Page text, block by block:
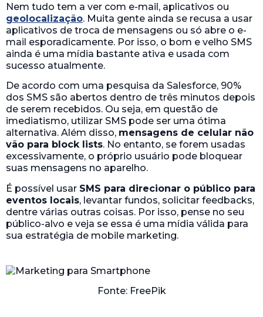
Nem tudo tem a ver com e-mail, aplicativos ou
geolocalização. Muita gente ainda se recusa a usar
aplicativos de troca de mensagens ou só abre o e-
mail esporadicamente. Por isso, o bom e velho SMS
ainda é uma mídia bastante ativa e usada com
sucesso atualmente.
De acordo com uma pesquisa da Salesforce, 90%
dos SMS são abertos dentro de três minutos depois
de serem recebidos. Ou seja, em questão de
imediatismo, utilizar SMS pode ser uma ótima
alternativa. Além disso, mensagens de celular não
vão para block lists. No entanto, se forem usadas
excessivamente, o próprio usuário pode bloquear
suas mensagens no aparelho.
É possível usar SMS para direcionar o público para
eventos locais, levantar fundos, solicitar feedbacks,
dentre várias outras coisas. Por isso, pense no seu
público-alvo e veja se essa é uma mídia válida para
sua estratégia de mobile marketing.
Fonte: FreePik